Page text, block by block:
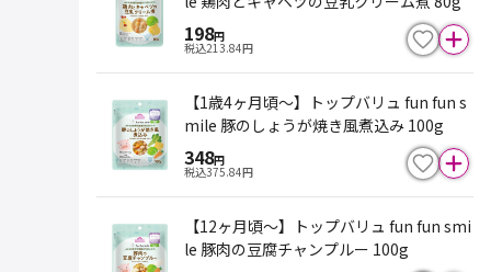
198円
税込213.84円
【1歳4ヶ月頃～】トップバリュ fun fun s
mile 豚のしょうが焼き風煮込み 100g
348円
税込375.84円
【12ヶ月頃～】トップバリュ fun fun smi
le 豚肉の豆腐チャンプルー 100g